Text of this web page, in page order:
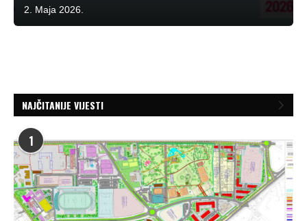
2. Maja 2026.
NAJČITANIJE VIJESTI
1